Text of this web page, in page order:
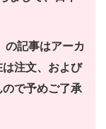
記事はアーカ
注文、および
で予めご了承